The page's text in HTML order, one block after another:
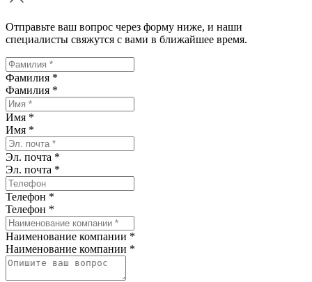
Отправьте ваш вопрос через форму ниже, и наши
специалисты свяжутся с вами в ближайшее время.
Фамилия *
Фамилия *
Имя *
Имя *
Эл. почта *
Эл. почта *
Телефон *
Телефон *
Наименование компании *
Наименование компании *